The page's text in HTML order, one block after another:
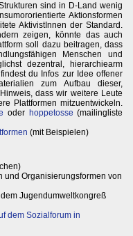
sind in D-Land wenig
Aktionsformen
AktivistInnen der Standard.
zeigen, könnte das auch
soll dazu beitragen, dass
Menschen und
dezentral, hierarchiearm
du Infos zur Idee offener
zum Aufbau dieser,
dass wir weitere Leute
Plattformen mitzuentwickeln.
oder hoppetosse (mailingliste
(mit Beispielen)
und Organisierungsformen von
Jugendumweltkongreß
dem Sozialforum in